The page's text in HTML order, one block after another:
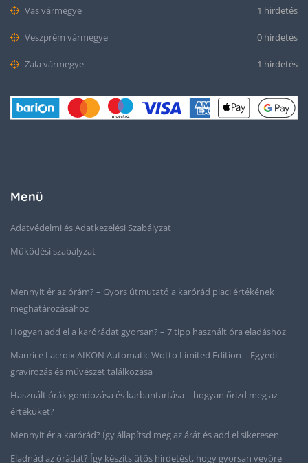
Vas vármegye 1 hirdetés
Veszprém vármegye 0 hirdetés
Zala vármegye 1 hirdetés
Menü
Adatvédelmi és Adatkezelési Szabályzat
Működési szabályzat
Mennyit ér az órám? – Gyors útmutató a karórád piaci értékének
meghatározásához
Hogyan add el a karórádat gyorsan? – 7 tipp használt óra eladáshoz
Maurice Lacroix AIKON Automatic Wotto Limited Edition – Egyedi
gravírozás és művészet találkozása
Használt órák gondozása és karbantartása – hogyan őrizd meg az
értéküket?
Mennyit ér a karórád? Így állapítsd meg az árát és add el sikeresen
Eladnád az órádat? Így készíts ütős hirdetést, hogy gyorsan vevőre